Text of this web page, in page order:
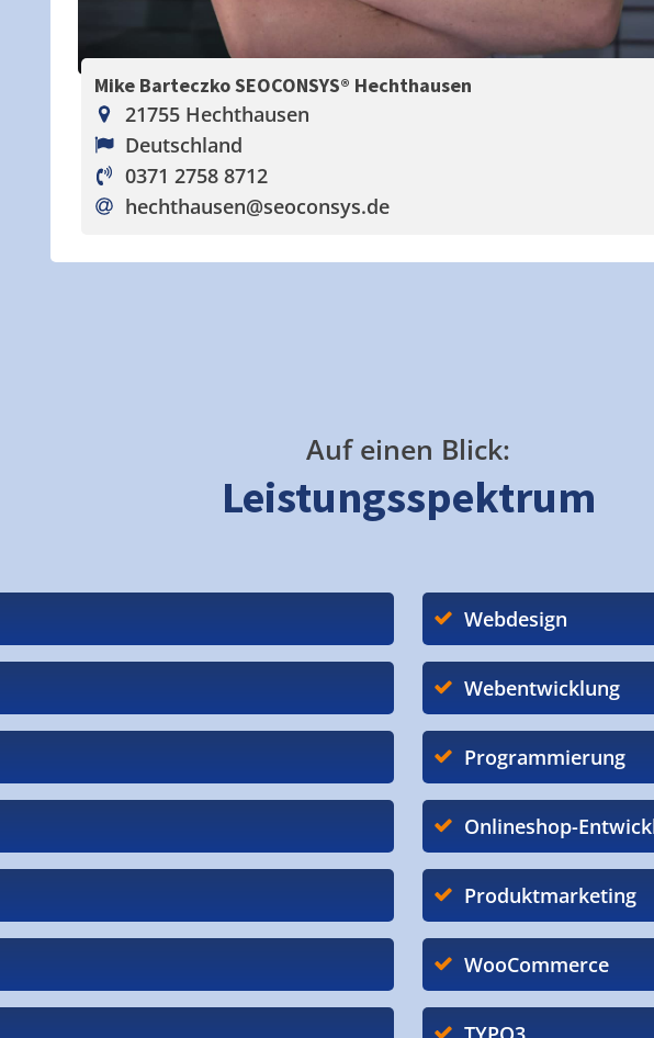
Mike Barteczko SEOCONSYS® Hechthausen
21755 Hechthausen
Deutschland
0371 2758 8712
hechthausen@seoconsys.de
Auf einen Blick:
Leistungsspektrum
Webdesign
Webentwicklung
Programmierung
Onlineshop-
Produktmarketing
WooCommerce